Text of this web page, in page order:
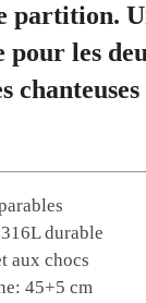
partition.
les
chanteuses
durable
aux chocs
45+5 cm